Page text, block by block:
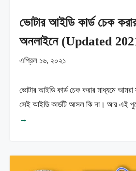
ভোটার আইডি কার্ড চেক
অনলাইনে (Updated
এপ্রিল ১৬, ২০২১
ভোটার আইডি কার্ড চেক করার মাধ্যমে আমরা
সেই আইডি কার্ডটি আসল কি না। আর এই
→